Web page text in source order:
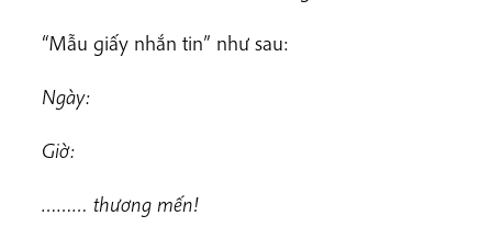
“Mẫu giấy nhắn tin” như sau:
Ngày:
Giờ:
……… thương mến!